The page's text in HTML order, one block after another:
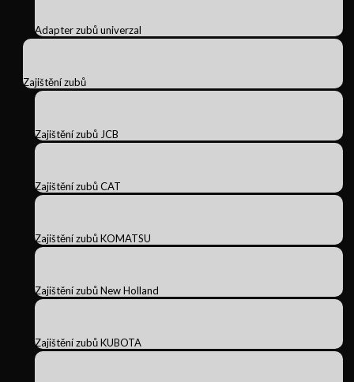
Adapter zubů univerzal
Zajištění zubů
Zajištění zubů JCB
Zajištění zubů CAT
Zajištění zubů KOMATSU
Zajištění zubů New Holland
Zajištění zubů KUBOTA